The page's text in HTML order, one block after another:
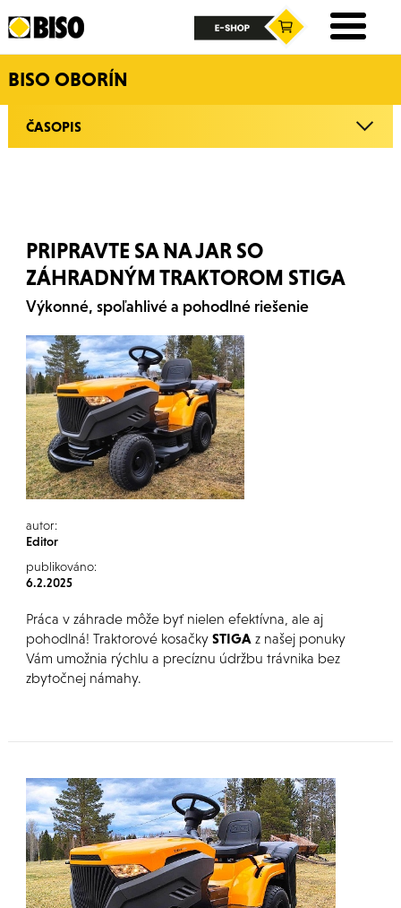
BISO OBORÍN
ČASOPIS
PRIPRAVTE SA NA JAR SO
ZÁHRADNÝM TRAKTOROM STIGA
Výkonné, spoľahlivé a pohodlné riešenie
autor:
Editor
publikováno:
6.2.2025
Práca v záhrade môže byť nielen efektívna, ale aj
pohodlná! Traktorové kosačky STIGA z našej ponuky
Vám umožnia rýchlu a precíznu údržbu trávnika bez
zbytočnej námahy.